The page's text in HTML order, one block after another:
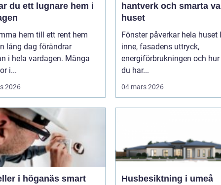
du ett lugnare hem i
hem till ett rent hem
lång dag förändrar
i hela vardagen. Många
i...
2026
hantverk och smarta
huset
Fönster påverkar hela huset ljuset
inne, fasadens uttryck,
energiförbrukningen och
du har...
04 mars 2026
i höganäs smart
Husbesiktning i umeå